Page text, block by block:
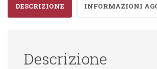
DESCRIZIONE INFORMAZIONI
Descrizione